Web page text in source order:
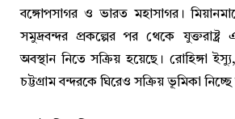
বঙ্গোপসাগর ও ভারত মহাসাগর।
সমুদ্রবন্দর প্রকল্পের পর থেকে
অবস্থান নিতে সক্রিয় হয়েছে। রোহিঙ্গা
চট্টগ্রাম বন্দরকে ঘিরেও সক্রিয় ভূমিকা নিচ্ছে